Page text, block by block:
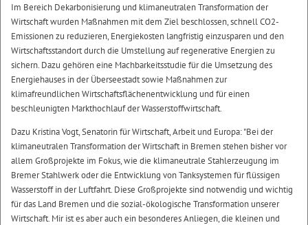
Im Bereich Dekarbonisierung und klimaneutralen Transformation der
Wirtschaft wurden Maßnahmen mit dem Ziel beschlossen, schnell CO2-
Emissionen zu reduzieren, Energiekosten langfristig einzusparen und den
Wirtschaftsstandort durch die Umstellung auf regenerative Energien zu
sichern. Dazu gehören eine Machbarkeitsstudie für die Umsetzung des
Energiehauses in der Überseestadt sowie Maßnahmen zur
klimafreundlichen Wirtschaftsflächenentwicklung und für einen
beschleunigten Markthochlauf der Wasserstoffwirtschaft.
Dazu Kristina Vogt, Senatorin für Wirtschaft, Arbeit und Europa: "Bei der
klimaneutralen Transformation der Wirtschaft in Bremen stehen bisher vor
allem Großprojekte im Fokus, wie die klimaneutrale Stahlerzeugung im
Bremer Stahlwerk oder die Entwicklung von Tanksystemen für flüssigen
Wasserstoff in der Luftfahrt. Diese Großprojekte sind notwendig und wichtig
für das Land Bremen und die sozial-ökologische Transformation unserer
Wirtschaft. Mir ist es aber auch ein besonderes Anliegen, die kleinen und